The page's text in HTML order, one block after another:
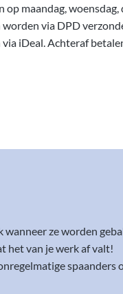
op maandag,
via DPD
iDeal. Achteraf
ze worden
het van je werk af valt!
spaanders